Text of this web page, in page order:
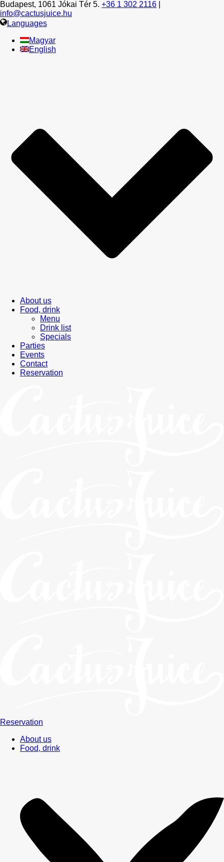
Budapest, 1061 Jókai Tér 5. +36 1 302 2116
info@cactusjuice.hu
Languages
Magyar
English
About us
Food, drink
Menu
Drink list
Specials
Parties
Events
Contact
Reservation
Reservation
About us
Food, drink